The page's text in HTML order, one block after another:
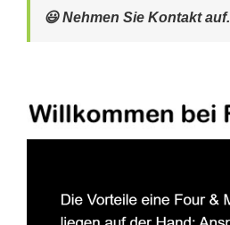
😃 Nehmen Sie Kontakt auf.